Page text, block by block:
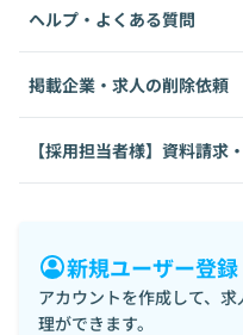
ヘルプ・よくある質問
掲載企業・求人の削除依頼
【採用担当者様】資料請求
新規ユーザー登録
アカウントを作成して、
理ができます。